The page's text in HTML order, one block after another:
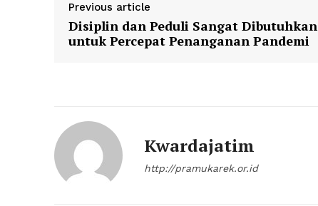
Previous article
Disiplin dan Peduli Sangat Dibutuhkan
untuk Percepat Penanganan Pandemi
Kwardajatim
http://pramukarek.or.id